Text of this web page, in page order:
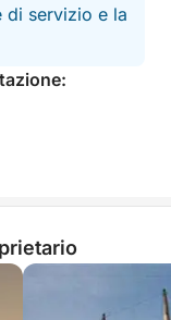
di servizio e la